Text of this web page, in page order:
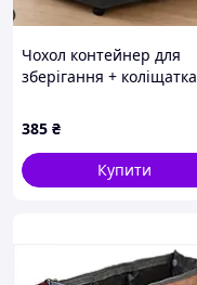
Чохол контейнер для
зберігання + коліщатка
385 ₴
Купити